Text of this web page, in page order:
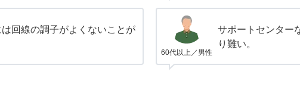
回線の調子がよくないことが
60代以上／男性
サポートセンター
り難い。